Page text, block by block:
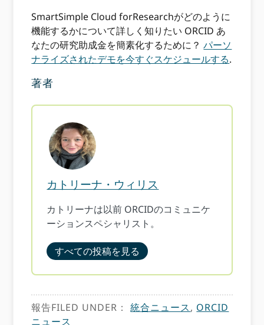
SmartSimple Cloud forResearchがどのように
機能するかについて詳しく知りたい ORCID あ
なたの研究助成金を簡素化するために？パーソ
ナライズされたデモを今すぐスケジュールする.
著者
カトリーナ・ウィリス
カトリーナは以前 ORCIDのコミュニケ
ーションスペシャリスト。
すべての投稿を見る
報告FILED UNDER：統合ニュース, ORCID
ニュース